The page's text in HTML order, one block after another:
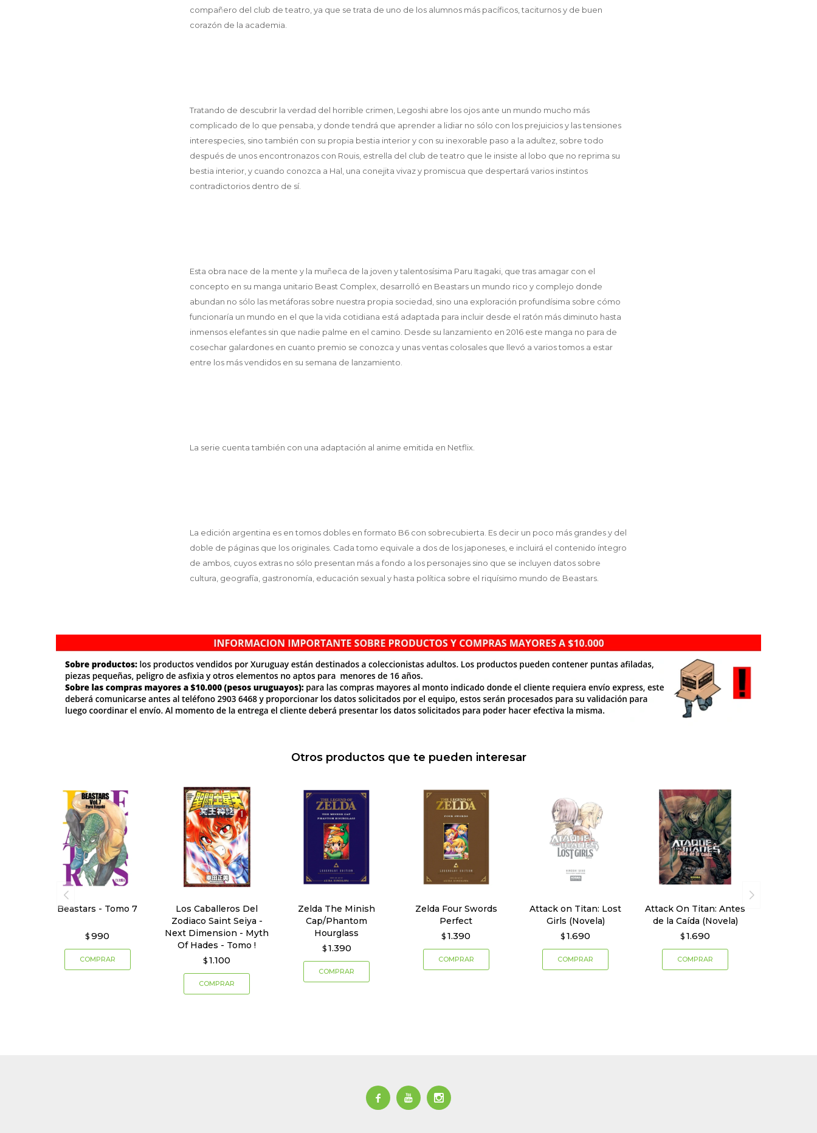
compañero del club de teatro, ya que se trata de uno de los alumnos más pacíficos, taciturnos y de buen
corazón de la academia.
Tratando de descubrir la verdad del horrible crimen, Legoshi abre los ojos ante un mundo mucho más
complicado de lo que pensaba, y donde tendrá que aprender a lidiar no sólo con los prejuicios y las tensiones
interespecies, sino también con su propia bestia interior y con su inexorable paso a la adultez, sobre todo
después de unos encontronazos con Rouis, estrella del club de teatro que le insiste al lobo que no reprima su
bestia interior, y cuando conozca a Hal, una conejita vivaz y promiscua que despertará varios instintos
contradictorios dentro de sí.
Esta obra nace de la mente y la muñeca de la joven y talentosísima Paru Itagaki, que tras amagar con el
concepto en su manga unitario Beast Complex, desarrolló en Beastars un mundo rico y complejo donde
abundan no sólo las metáforas sobre nuestra propia sociedad, sino una exploración profundísima sobre cómo
funcionaría un mundo en el que la vida cotidiana está adaptada para incluir desde el ratón más diminuto hasta
inmensos elefantes sin que nadie palme en el camino. Desde su lanzamiento en 2016 este manga no para de
cosechar galardones en cuanto premio se conozca y unas ventas colosales que llevó a varios tomos a estar
entre los más vendidos en su semana de lanzamiento.
La serie cuenta también con una adaptación al anime emitida en Netflix.
La edición argentina es en tomos dobles en formato B6 con sobrecubierta. Es decir un poco más grandes y del
doble de páginas que los originales. Cada tomo equivale a dos de los japoneses, e incluirá el contenido íntegro
de ambos, cuyos extras no sólo presentan más a fondo a los personajes sino que se incluyen datos sobre
cultura, geografía, gastronomía, educación sexual y hasta política sobre el riquísimo mundo de Beastars.
Otros productos que te pueden interesar
Beastars - Tomo 7
$ 990
Los Caballeros Del
Zodiaco Saint Seiya -
Next Dimension - Myth
Of Hades - Tomo !
$ 1.100
Zelda The Minish
Cap/Phantom
Hourglass
$ 1.390
Zelda Four Swords
Perfect
$ 1.390
Attack on Titan: Lost
Girls (Novela)
$ 1.690
Attack On Titan: Antes
de la Caída (Novela)
$ 1.690
  